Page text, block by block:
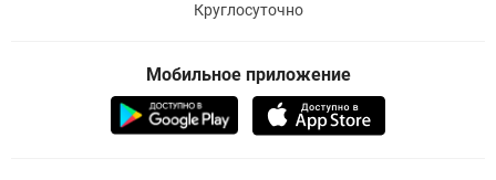
Круглосуточно
Мобильное приложение